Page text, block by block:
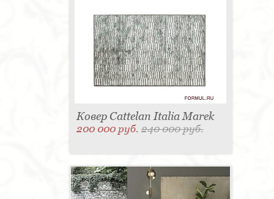
Ковер Cattelan Italia Marek
200 000 руб.240 000 руб.